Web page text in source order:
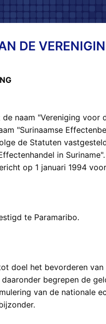
DE
naam "Vereniging voor
"Surinaamse
de Statuten
in Suriname".
op 1 januari 1994
te Paramaribo.
doel het bevorderen
begrepen de
van de nationale